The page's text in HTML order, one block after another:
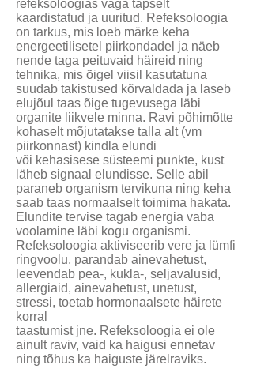
refeksoloogias väga täpselt
kaardistatud ja uuritud. Refeksoloogia
on tarkus, mis loeb märke keha
energeetilisetel piirkondadel ja näeb
nende taga peituvaid häireid ning
tehnika, mis õigel viisil kasutatuna
suudab takistused kõrvaldada ja laseb
elujõul taas õige tugevusega läbi
organite liikvele minna. Ravi põhimõtte
kohaselt mõjutatakse talla alt (vm
piirkonnast) kindla elundi
või kehasisese süsteemi punkte, kust
läheb signaal elundisse. Selle abil
paraneb organism tervikuna ning keha
saab taas normaalselt toimima hakata.
Elundite tervise tagab energia vaba
voolamine läbi kogu organismi.
Refeksoloogia aktiviseerib vere ja lümfi
ringvoolu, parandab ainevahetust,
leevendab pea-, kukla-, seljavalusid,
allergiaid, ainevahetust, unetust,
stressi, toetab hormonaalsete häirete
korral
taastumist jne. Refeksoloogia ei ole
ainult raviv, vaid ka haigusi ennetav
ning tõhus ka haiguste järelraviks.